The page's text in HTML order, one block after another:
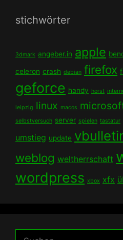
stichwörter
3dmark angeber.in apple
celeron crash debian firefox
geforce handy horst
leipzig linux macos
selbstversuch server spielen tastatur
umstieg update
weblog weltherrschaft
wordpress xbox xfx
Suchen